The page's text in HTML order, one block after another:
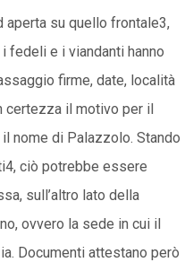
aperta su quello frontale3,
fedeli e i viandanti hanno
firme, date, località
certezza il motivo per il
nome di Palazzolo. Stando
ciò potrebbe essere
sull’altro lato della
ovvero la sede in cui il
Documenti attestano però